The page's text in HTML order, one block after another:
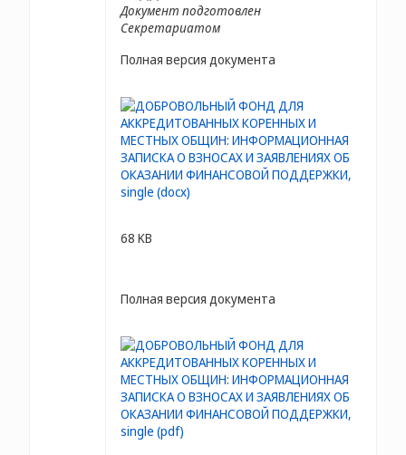
Документ подготовлен
Секретариатом
Полная версия документа
68 KB
Полная версия документа